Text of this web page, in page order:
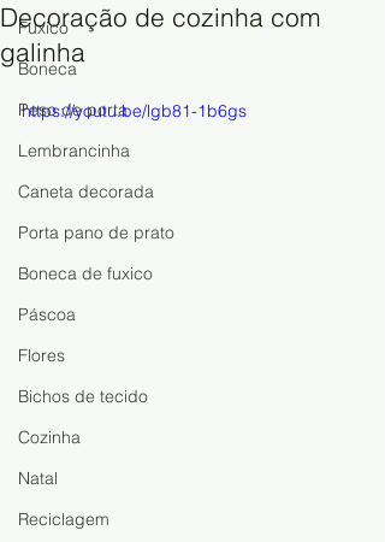
Fuxico
Boneca
Peso de porta
Lembrancinha
Caneta decorada
Porta pano de prato
Boneca de fuxico
Páscoa
Flores
Bichos de tecido
Cozinha
Natal
Reciclagem
Decoração de cozinha com
galinha
https://youtu.be/lgb81-1b6gs